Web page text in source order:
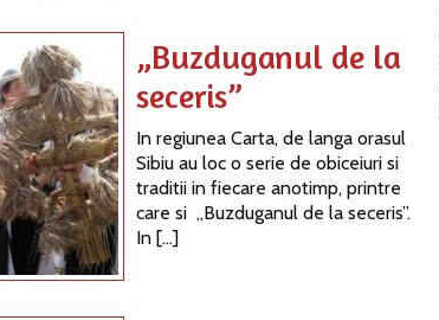
„Buzduganul de la
seceris”
In regiunea Carta, de langa orasul
Sibiu au loc o serie de obiceiuri si
traditii in fiecare anotimp, printre
care si „Buzduganul de la seceris”.
In […]